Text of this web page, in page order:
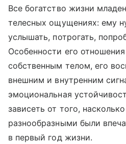
Все богатство жизни
телесных ощущениях: ему
услышать, потрогать,
Особенности его
собственным телом, его
внешним и внутренним
эмоциональная
зависеть от того,
разнообразными были
в первый год жизни.